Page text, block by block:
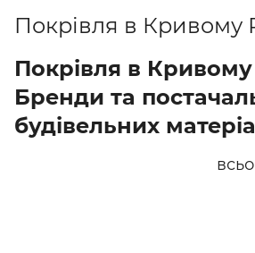
Покрівля в Кривому
Покрівля в Кривому
Бренди та
будівельних